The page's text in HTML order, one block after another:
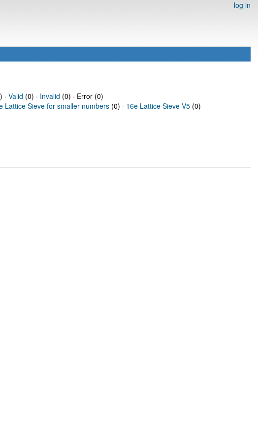
log in
· Valid (0) · Invalid (0) · Error (0)
Lattice Sieve for smaller numbers (0) · 16e Lattice Sieve V5 (0)